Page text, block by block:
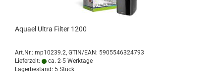
Aquael Ultra Filter 1200
Art.Nr.: mp10239.2 GTIN/EAN: 5905546324793
Lieferzeit:
ca. 2-5 Werktage
Lagerbestand: 5 Stück